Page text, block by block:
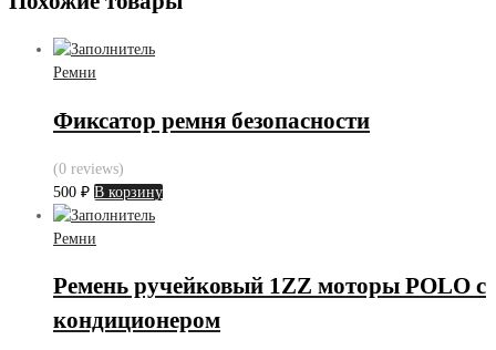
Ремни
Фиксатор ремня безопасности
(0 reviews)
500 ₽ В корзину
Ремни
Ремень ручейковый 1ZZ моторы POLO с
кондиционером